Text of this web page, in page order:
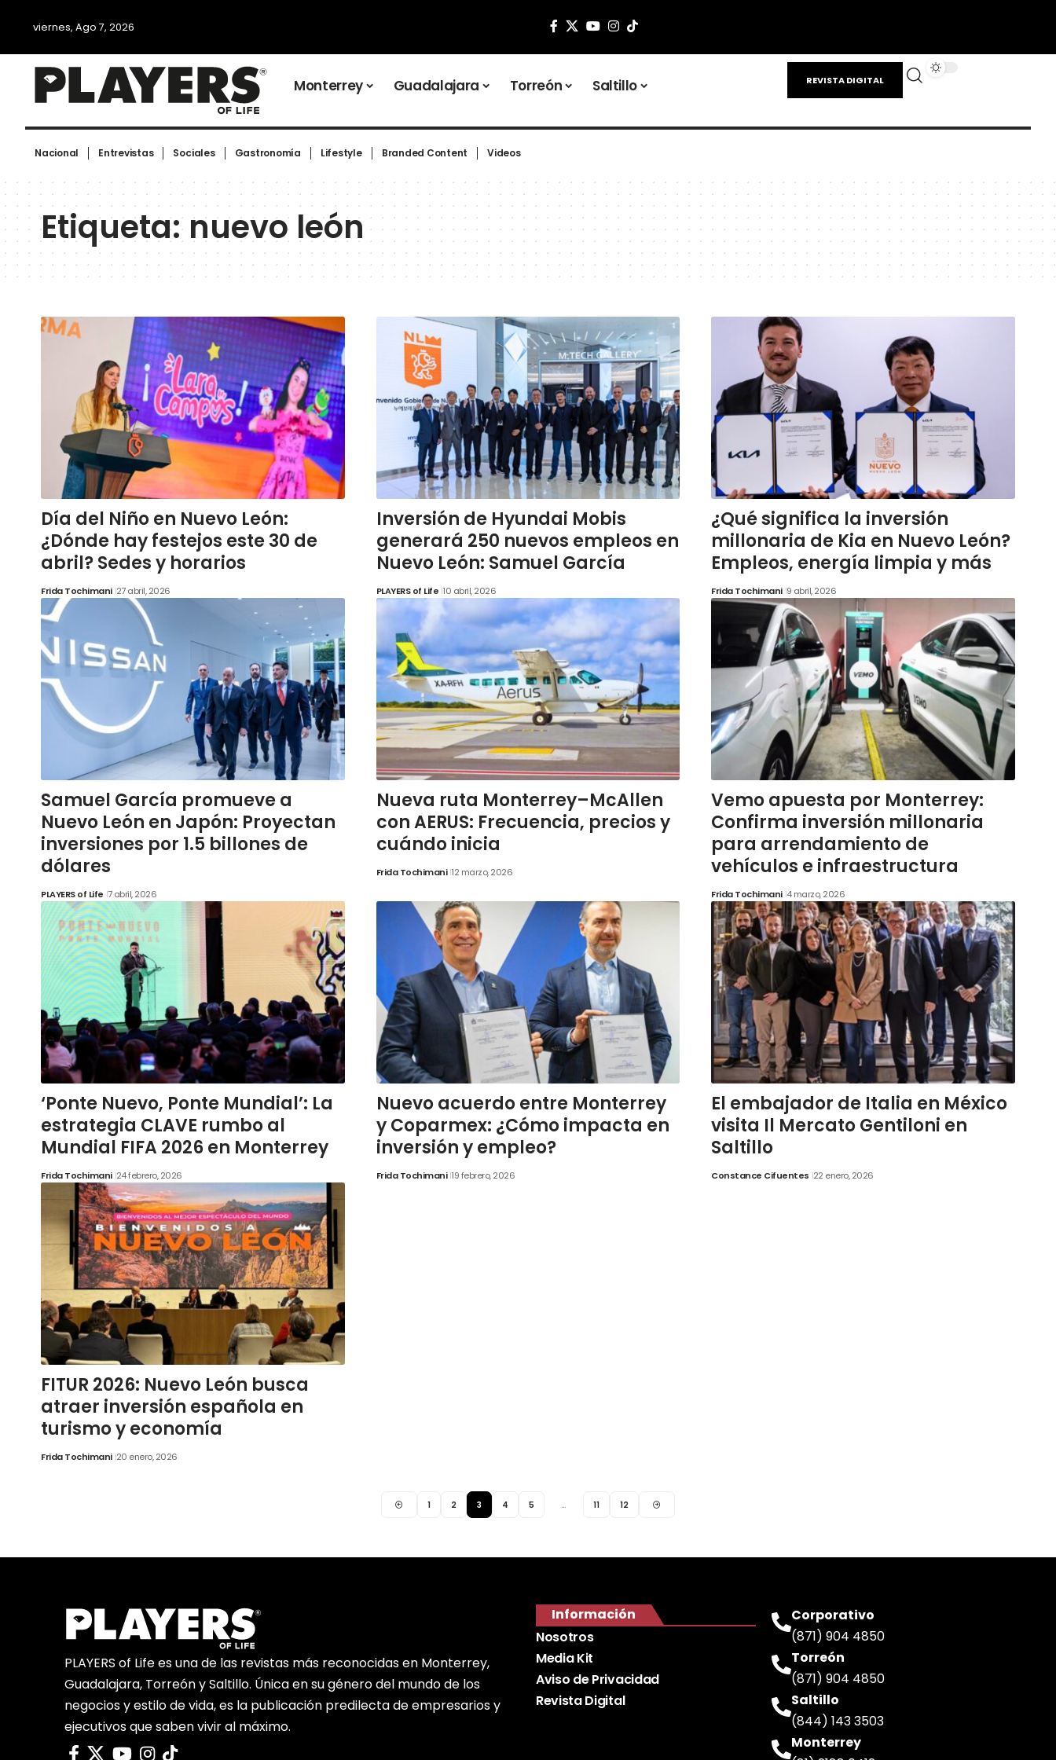
viernes, Ago 7, 2026
Monterrey Guadalajara Torreón Saltillo REVISTA DIGITAL
Nacional Entrevistas Sociales Gastronomía Lifestyle Branded Content Videos
Etiqueta:nuevo león
Día del Niño en Nuevo León:
¿Dónde hay festejos este 30 de
abril? Sedes y horarios
Frida Tochimani 27 abril, 2026
Inversión de Hyundai Mobis
generará 250 nuevos empleos en
Nuevo León: Samuel García
PLAYERS of Life 10 abril, 2026
¿Qué significa la inversión
millonaria de Kia en Nuevo León?
Empleos, energía limpia y más
Frida Tochimani 9 abril, 2026
Samuel García promueve a
Nuevo León en Japón: Proyectan
inversiones por 1.5 billones de
dólares
PLAYERS of Life 7 abril, 2026
Nueva ruta Monterrey–McAllen
con AERUS: Frecuencia, precios y
cuándo inicia
Frida Tochimani 12 marzo, 2026
Vemo apuesta por Monterrey:
Confirma inversión millonaria
para arrendamiento de
vehículos e infraestructura
Frida Tochimani 4 marzo, 2026
‘Ponte Nuevo, Ponte Mundial’: La
estrategia CLAVE rumbo al
Mundial FIFA 2026 en Monterrey
Frida Tochimani 24 febrero, 2026
Nuevo acuerdo entre Monterrey
y Coparmex: ¿Cómo impacta en
inversión y empleo?
Frida Tochimani 19 febrero, 2026
El embajador de Italia en México
visita Il Mercato Gentiloni en
Saltillo
Constance Cifuentes 22 enero, 2026
FITUR 2026: Nuevo León busca
atraer inversión española en
turismo y economía
Frida Tochimani 20 enero, 2026
1 2 3 4 5 … 11 12
PLAYERS of Life es una de las revistas más reconocidas en Monterrey,
Guadalajara, Torreón y Saltillo. Única en su género del mundo de los
negocios y estilo de vida, es la publicación predilecta de empresarios y
ejecutivos que saben vivir al máximo.
Información
Nosotros
Media Kit
Aviso de Privacidad
Revista Digital
Corporativo
(871) 904 4850
Torreón
(871) 904 4850
Saltillo
(844) 143 3503
Monterrey